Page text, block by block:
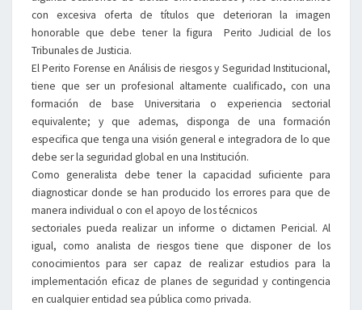
con excesiva oferta de títulos que deterioran la imagen
honorable que debe tener la figura Perito Judicial de los
Tribunales de Justicia.
El Perito Forense en Análisis de riesgos y Seguridad Institucional,
tiene que ser un profesional altamente cualificado, con una
formación de base Universitaria o experiencia sectorial
equivalente; y que ademas, disponga de una formación
especifica que tenga una visión general e integradora de lo que
debe ser la seguridad global en una Institución.
Como generalista debe tener la capacidad suficiente para
diagnosticar donde se han producido los errores para que de
manera individual o con el apoyo de los técnicos
sectoriales pueda realizar un informe o dictamen Pericial. Al
igual, como analista de riesgos tiene que disponer de los
conocimientos para ser capaz de realizar estudios para la
implementación eficaz de planes de seguridad y contingencia
en cualquier entidad sea pública como privada.